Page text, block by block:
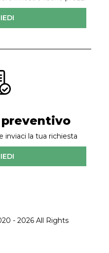
inviaci la tua richiesta
- 2026 All Rights